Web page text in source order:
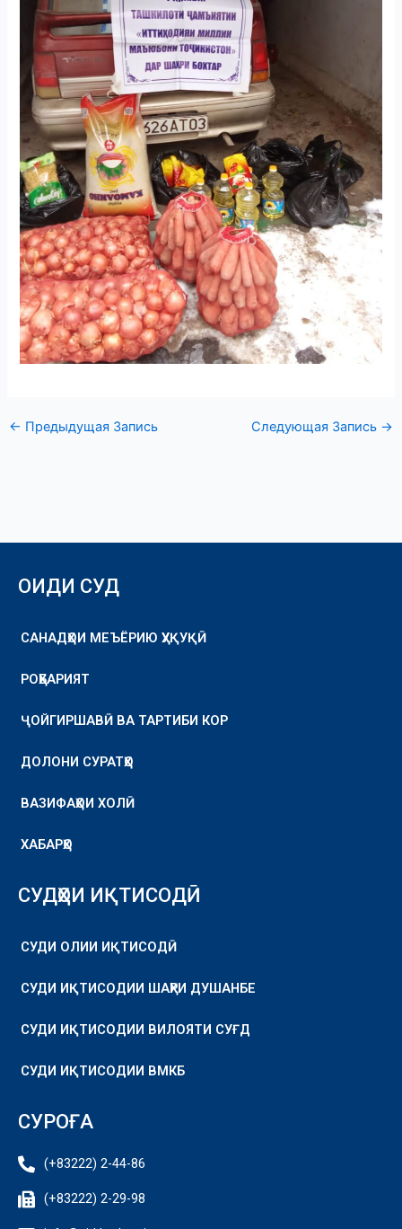
← Предыдущая Запись Следующая Запись →
ОИДИ СУД
САНАДҲОИ МЕЪЁРИЮ ҲУҚУҚӢ
РОҲБАРИЯТ
ҶОЙГИРШАВӢ ВА ТАРТИБИ КОР
ДОЛОНИ СУРАТҲО
ВАЗИФАҲОИ ХОЛӢ
ХАБАРҲО
СУДҲОИ ИҚТИСОДӢ
СУДИ ОЛИИ ИҚТИСОДӢ
СУДИ ИҚТИСОДИИ ШАҲРИ ДУШАНБЕ
СУДИ ИҚТИСОДИИ ВИЛОЯТИ СУҒД
СУДИ ИҚТИСОДИИ ВМКБ
СУРОҒА
(+83222) 2-44-86
(+83222) 2-29-98